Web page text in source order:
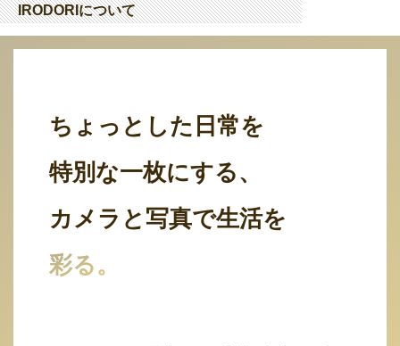
IRODORIについて
ちょっとした日常を
特別な一枚にする、
カメラと写真で生活を
彩る。